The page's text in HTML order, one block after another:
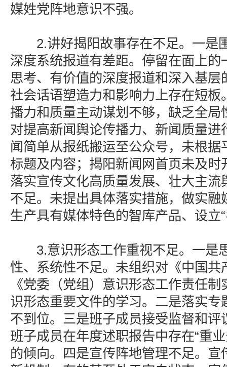
媒姓党阵地意识不强。
2.讲好揭阳故事存在不足。一是
深度系统报道有差距。停留在面上的
思考、有价值的深度报道和深入基层
社会话语塑造力和影响力上存在短板
播力和质量主动谋划不够，缺乏全局
对提高新闻舆论传播力、新闻质量进
闻简单从报纸搬运至公众号，未根据
标题及内容；揭阳新闻网首页未及时
落实宣传文化高质量发展、壮大主流
不足。未提出具体落实措施，做实融
生产具有媒体特色的智库产品、设立
3.意识形态工作重视不足。一是
性、系统性不足。未组织对《中国共
《党委（党组）意识形态工作责任
识形态重要文件的学习。二是落实专
不到位。三是班子成员接受监督和评
班子成员在年度述职报告中存在“重
的倾向。四是宣传阵地管理不足。宣